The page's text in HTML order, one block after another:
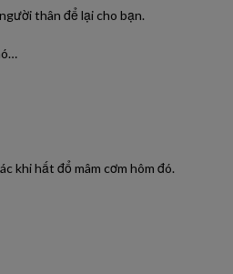
thân để lại cho bạn.
khi hất đổ mâm cơm hôm đó.